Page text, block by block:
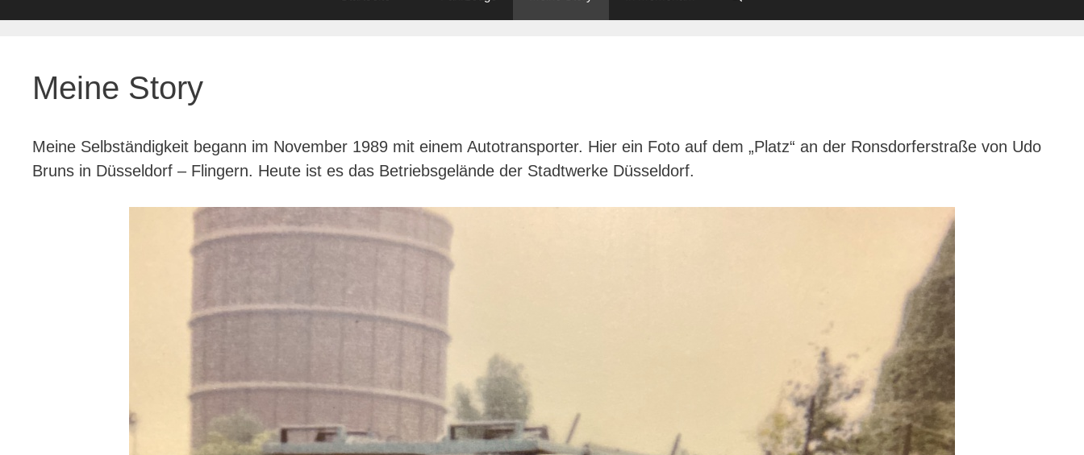
Meine Story
Meine Selbständigkeit begann im November 1989 mit einem Autotransporter. Hier ein Foto auf dem „Platz“ an der Ronsdorferstraße von Udo
Bruns in Düsseldorf – Flingern. Heute ist es das Betriebsgelände der Stadtwerke Düsseldorf.